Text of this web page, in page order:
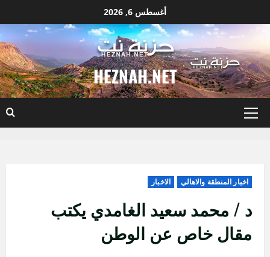
إلى
أغسطس 6, 2026
HEZNAH.NET
القائمة
اخبار المنطقة والاهالي الاخبار
د / محمد سعيد الغامدي يكتب
مقال خاص عن الوطن